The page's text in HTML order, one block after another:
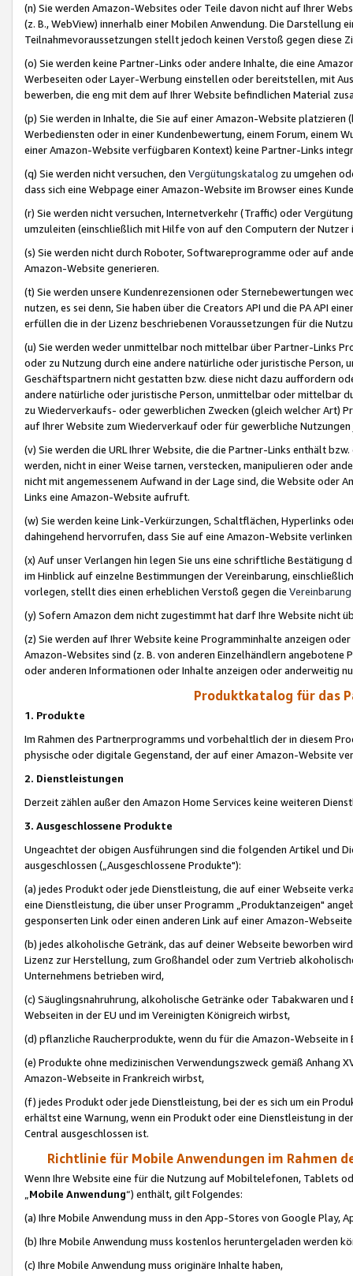
(n) Sie werden Amazon-Websites oder Teile davon nicht auf Ihrer
(z. B., WebView) innerhalb einer Mobilen Anwendung. Die Darstellung
Teilnahmevoraussetzungen stellt jedoch keinen Verstoß gegen diese
(o) Sie werden keine Partner-Links oder andere Inhalte, die eine
Werbeseiten oder Layer-Werbung einstellen oder bereitstellen, mit
bewerben, die eng mit dem auf Ihrer Website befindlichen Material
(p) Sie werden in Inhalte, die Sie auf einer Amazon-Website
Werbediensten oder in einer Kundenbewertung, einem Forum, einem
einer Amazon-Website verfügbaren Kontext) keine Partner-Links
(q) Sie werden nicht versuchen, den Vergütungskatalog zu umgehen
dass sich eine Webpage einer Amazon-Website im Browser eines
(r) Sie werden nicht versuchen, Internetverkehr (Traffic) oder
umzuleiten (einschließlich mit Hilfe von auf den Computern der
(s) Sie werden nicht durch Roboter, Softwareprogramme oder auf
Amazon-Website generieren.
(t) Sie werden unsere Kundenrezensionen oder Sternebewertungen
nutzen, es sei denn, Sie haben über die Creators API und die PA API
erfüllen die in der Lizenz beschriebenen Voraussetzungen für die
(u) Sie werden weder unmittelbar noch mittelbar über Partner-Links
oder zu Nutzung durch eine andere natürliche oder juristische
Geschäftspartnern nicht gestatten bzw. diese nicht dazu auffordern
andere natürliche oder juristische Person, unmittelbar oder mittelbar
zu Wiederverkaufs- oder gewerblichen Zwecken (gleich welcher Art)
auf Ihrer Website zum Wiederverkauf oder für gewerbliche
(v) Sie werden die URL Ihrer Website, die die Partner-Links enthält
werden, nicht in einer Weise tarnen, verstecken, manipulieren oder
nicht mit angemessenem Aufwand in der Lage sind, die Website oder
Links eine Amazon-Website aufruft.
(w) Sie werden keine Link-Verkürzungen, Schaltflächen, Hyperlinks
dahingehend hervorrufen, dass Sie auf eine Amazon-Website
(x) Auf unser Verlangen hin legen Sie uns eine schriftliche
im Hinblick auf einzelne Bestimmungen der Vereinbarung,
vorlegen, stellt dies einen erheblichen Verstoß gegen die Vereinbarung
(y) Sofern Amazon dem nicht zugestimmt hat darf Ihre Website nicht
(z) Sie werden auf Ihrer Website keine Programminhalte anzeigen
Amazon-Websites sind (z. B. von anderen Einzelhändlern
oder anderen Informationen oder Inhalte anzeigen oder anderweitig
Produktkatalog für das
1. Produkte
Im Rahmen des Partnerprogramms und vorbehaltlich der in diesem
physische oder digitale Gegenstand, der auf einer Amazon-Website
2. Dienstleistungen
Derzeit zählen außer den Amazon Home Services keine weiteren
3. Ausgeschlossene Produkte
Ungeachtet der obigen Ausführungen sind die folgenden Artikel und
ausgeschlossen („Ausgeschlossene Produkte"):
(a) jedes Produkt oder jede Dienstleistung, die auf einer Webseite
eine Dienstleistung, die über unser Programm „Produktanzeigen"
gesponserten Link oder einen anderen Link auf einer Amazon-
(b) jedes alkoholische Getränk, das auf deiner Webseite beworben
Lizenz zur Herstellung, zum Großhandel oder zum Vertrieb
Unternehmens betrieben wird,
(c) Säuglingsnahruhrung, alkoholische Getränke oder Tabakwaren
Webseiten in der EU und im Vereinigten Königreich wirbst,
(d) pflanzliche Raucherprodukte, wenn du für die Amazon-Webseite in
(e) Produkte ohne medizinischen Verwendungszweck gemäß Anhang
Amazon-Webseite in Frankreich wirbst,
(f) jedes Produkt oder jede Dienstleistung, bei der es sich um ein
erhältst eine Warnung, wenn ein Produkt oder eine Dienstleistung in
Central ausgeschlossen ist.
Richtlinie für Mobile Anwendungen im Rahmen
Wenn Ihre Website eine für die Nutzung auf Mobiltelefonen, Tablets
„Mobile Anwendung“) enthält, gilt Folgendes:
(a) Ihre Mobile Anwendung muss in den App-Stores von Google Play,
(b) Ihre Mobile Anwendung muss kostenlos heruntergeladen werden
(c) Ihre Mobile Anwendung muss originäre Inhalte haben,